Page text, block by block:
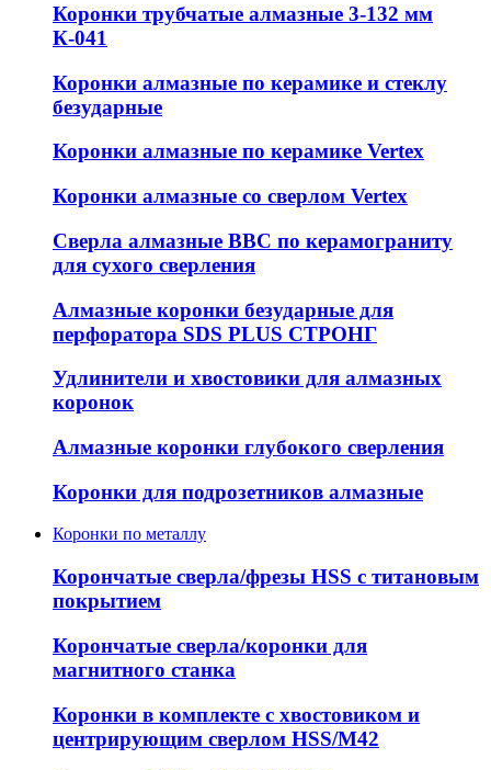
Коронки трубчатые алмазные 3-132 мм
К-041
Коронки алмазные по керамике и стеклу
безударные
Коронки алмазные по керамике Vertex
Коронки алмазные со сверлом Vertex
Сверла алмазные ВВС по керамограниту
для сухого сверления
Алмазные коронки безударные для
перфоратора SDS PLUS СТРОНГ
Удлинители и хвостовики для алмазных
коронок
Алмазные коронки глубокого сверления
Коронки для подрозетников алмазные
Коронки по металлу
Корончатые сверла/фрезы HSS c титановым
покрытием
Корончатые сверла/коронки для
магнитного станка
Коронки в комплекте с хвостовиком и
центрирующим сверлом HSS/М42